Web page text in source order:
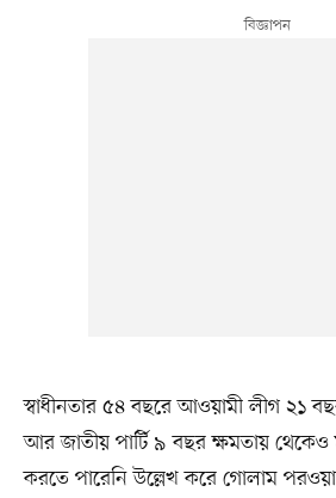
স্বাধীনতার ৫৪ বছরে আওয়ামী লীগ ২১
আর জাতীয় পার্টি ৯ বছর ক্ষমতায় থেকেও
করতে পারেনি উল্লেখ করে গোলাম